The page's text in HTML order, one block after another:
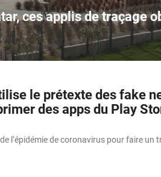
ces applis de traçage
le prétexte des fake
des apps du Play
l’épidémie de coronavirus pour faire un